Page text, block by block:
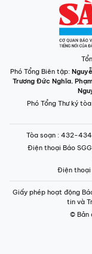
Phó Tổng Biên tập:
Trương Đức Nghĩa,
Phó Tổng Thư ký
Tòa soạn : 432-434
Điện thoại Báo
Điện thoại
Giấy phép hoạt động
tin và
© Bản